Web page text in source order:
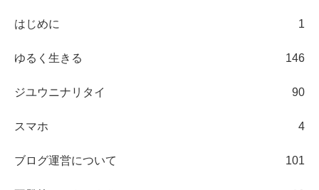
はじめに 1
ゆるく生きる 146
ジユウニナリタイ 90
スマホ 4
ブログ運営について 101